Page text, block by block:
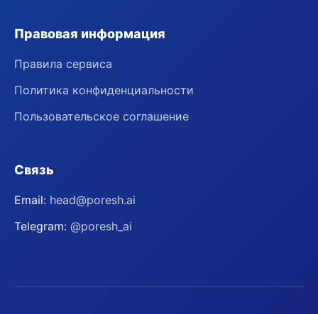
Правовая информация
Правила сервиса
Политика конфиденциальности
Пользовательское соглашение
Связь
Email: head@poresh.ai
Telegram: @poresh_ai